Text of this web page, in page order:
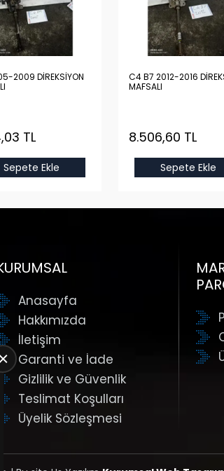
2009 DİREKSİYON
TL
Sepete Ekle
C4 B7 2012-2016
MAFSALI
8.506,60 TL
Sepete Ekle
Anasayfa
Hakkımızda
İletişim
Garanti ve İade
Gizlilik ve Güvenlik
Teslimat Koşulları
Üyelik Sözleşmesi